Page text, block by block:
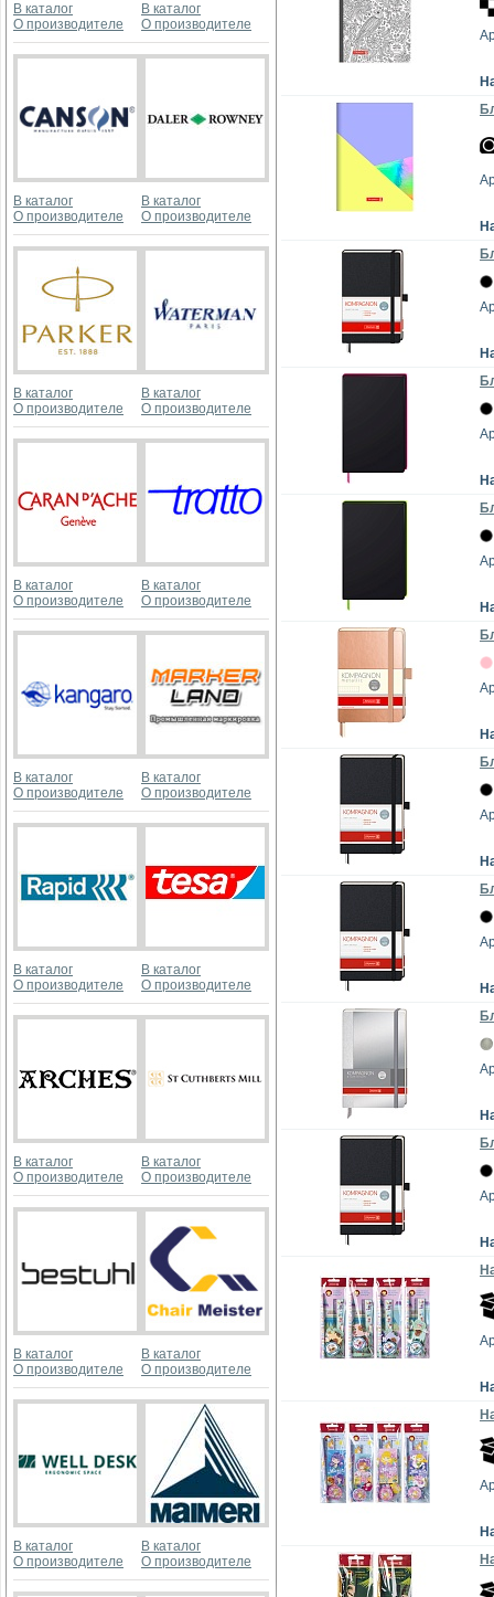
В каталог
О производителе
В каталог
О производителе
В каталог
О производителе
В каталог
О производителе
В каталог
О производителе
В каталог
О производителе
В каталог
О производителе
В каталог
О производителе
В каталог
О производителе
В каталог
О производителе
В каталог
О производителе
В каталог
О производителе
В каталог
О производителе
В каталог
О производителе
В каталог
О производителе
В каталог
О производителе
В каталог
О производителе
В каталог
О производителе